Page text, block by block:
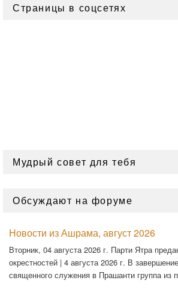
Страницы в соцсетях
Мудрый совет для тебя
Обсуждают на форуме
Новости из Ашрама, август 2026
Вторник, 04 августа 2026 г. Парти Ятра
окрестностей | 4 августа 2026 г. В
священного служения в Прашанти группа из